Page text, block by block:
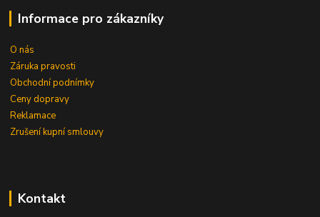
Informace pro zákazníky
O nás
Záruka pravosti
Obchodní podnímky
Ceny dopravy
Reklamace
Zrušení kupní smlouvy
Kontakt